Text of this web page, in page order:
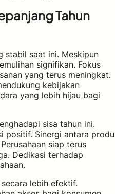
Tahun
stabil saat ini. Meskipun
signifikan. Fokus
yang terus meningkat.
kebijakan
yang lebih hijau bagi
sisa tahun ini.
positif. Sinergi antara
siap terus
Dedikasi terhadap
lebih efektif.